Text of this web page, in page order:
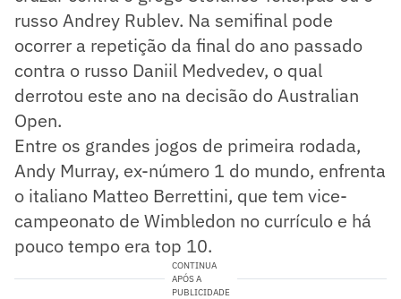
russo Andrey Rublev. Na semifinal pode
ocorrer a repetição da final do ano passado
contra o russo Daniil Medvedev, o qual
derrotou este ano na decisão do Australian
Open.
Entre os grandes jogos de primeira rodada,
Andy Murray, ex-número 1 do mundo, enfrenta
o italiano Matteo Berrettini, que tem vice-
campeonato de Wimbledon no currículo e há
pouco tempo era top 10.
CONTINUA
APÓS A
PUBLICIDADE